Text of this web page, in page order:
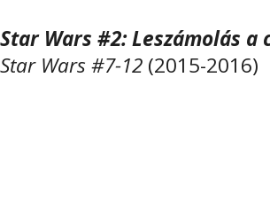
Star Wars #2: Leszámolás
Star Wars #7-12 (2015-2016)